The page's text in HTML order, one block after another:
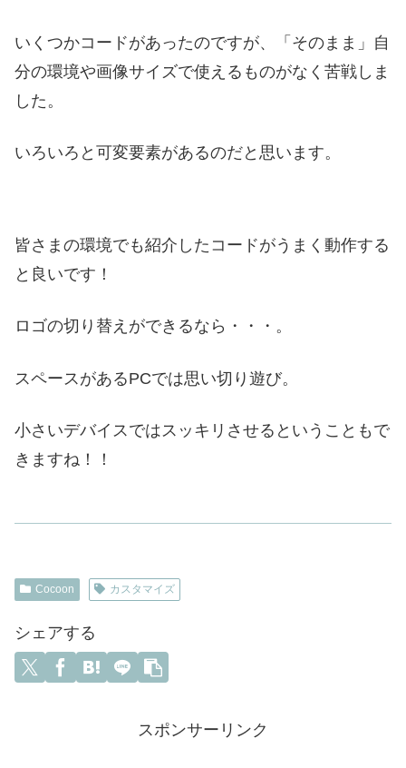
いくつかコードがあったのですが、「そのまま」自
分の環境や画像サイズで使えるものがなく苦戦しま
した。
いろいろと可変要素があるのだと思います。
皆さまの環境でも紹介したコードがうまく動作する
と良いです！
ロゴの切り替えができるなら・・・。
スペースがあるPCでは思い切り遊び。
小さいデバイスではスッキリさせるということもで
きますね！！
Cocoon カスタマイズ
シェアする
スポンサーリンク